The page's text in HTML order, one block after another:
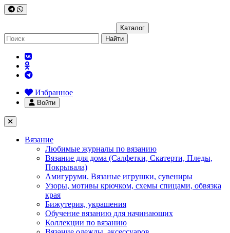
Каталог
Найти
Избранное
Войти
Вязание
Любимые журналы по вязанию
Вязание для дома (Салфетки, Скатерти, Пледы,
Покрывала)
Амигуруми. Вязаные игрушки, сувениры
Узоры, мотивы крючком, схемы спицами, обвязка
края
Бижутерия, украшения
Обучение вязанию для начинающих
Коллекции по вязанию